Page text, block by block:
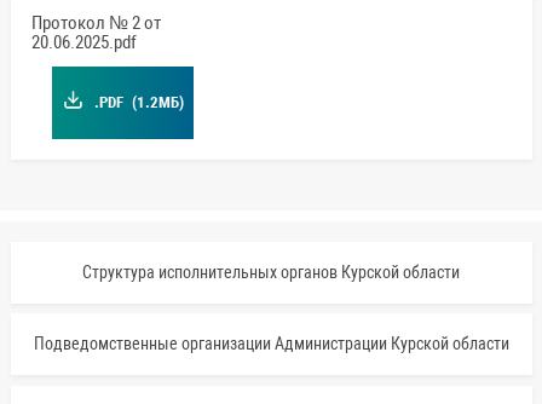
Протокол № 2 от
20.06.2025.pdf
.PDF (1.2МБ)
Структура исполнительных органов Курской области
Подведомственные организации Администрации Курской области